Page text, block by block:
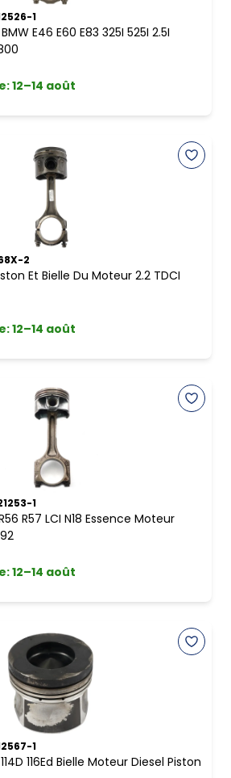
1
E46 E60 E83 325I 525I 2.5I
:12–14 août
2
Et Bielle Du Moteur 2.2 TDCI
:12–14 août
1
R57 LCI N18 Essence Moteur
:12–14 août
1
116Ed Bielle Moteur Diesel Piston